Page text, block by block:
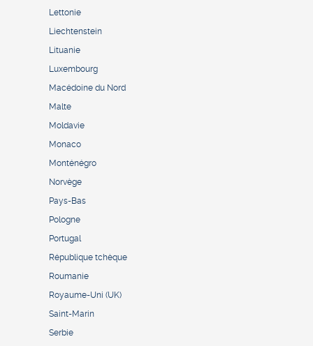
Lettonie
Liechtenstein
Lituanie
Luxembourg
Macédoine du Nord
Malte
Moldavie
Monaco
Monténégro
Norvège
Pays-Bas
Pologne
Portugal
République tchèque
Roumanie
Royaume-Uni (UK)
Saint-Marin
Serbie